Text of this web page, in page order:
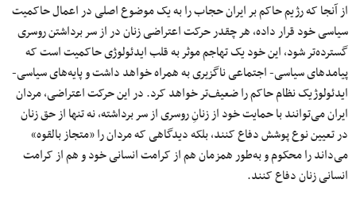
از آنجا که رژیم حاکم بر ایران حجاب را به یک موضوع اصلی در اعمال حاکمیت
سیاسی خود قرار داده، هر چقدر حرکت اعتراضی زنان در از سر برداشتن روسری
گسترده‌تر شود، این خود یک تهاجم موثر به قلب ایدئولوژی حاکمیت است که
پیامدهای سیاسی- اجتماعی ناگزیری به همراه خواهد داشت و پایه‌های سیاسی-
ایدئولوژیک نظام حاکم را ضعیف‌تر خواهد کرد. در این حرکت اعتراضی، مردان
ایران می‌توانند با حمایت خود از زنانِ روسری از سر برداشته، نه تنها از حق زنان
در تعیین نوع پوشش دفاع کنند، بلکه دیدگاهی که مردان را «متجاز بالقوه»
می‌داند را محکوم و به‌طور همزمان هم از کرامت انسانی خود و هم از کرامت
انسانی زنان دفاع کنند.